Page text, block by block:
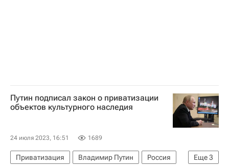
Путин подписал закон о приватизации
объектов культурного наследия
24 июля 2023, 16:51 1689
Еще3
Приватизация Владимир Путин
Россия